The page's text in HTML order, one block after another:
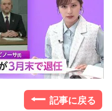
記事に戻る